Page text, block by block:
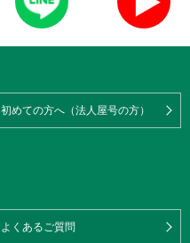
初めての方へ（法人屋号の方）
よくあるご質問